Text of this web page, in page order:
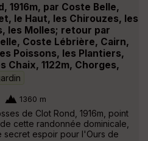
1916m, par Coste Belle,
le Haut, les Chirouzes, les
les Molles; retour par
Coste Lébrière, Cairn,
Poissons, les Plantiers,
Chaix, 1122m, Chorges,
1360 m
de Clot Rond, 1916m, point
cette randonnée dominicale,
secret espoir pour l'Ours de